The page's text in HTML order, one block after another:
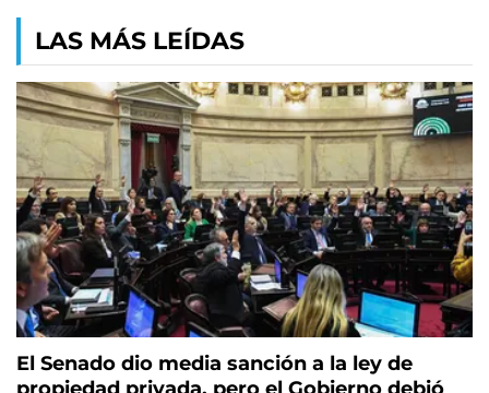
LAS MÁS LEÍDAS
El Senado dio media sanción a la ley de